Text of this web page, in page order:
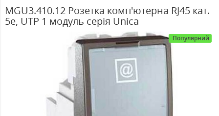
MGU3.410.12 Розетка комп'ютерна RJ45 кат.
5е, UTP 1 модуль серія Unica
Популярний